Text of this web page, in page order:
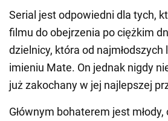
Serial jest odpowiedni dla tych,
filmu do obejrzenia po ciężkim
dzielnicy, która od najmłodszych
imieniu Mate. On jednak nigdy
już zakochany w jej najlepszej
Głównym bohaterem jest